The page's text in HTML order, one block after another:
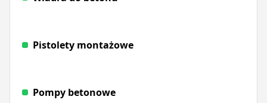
Pistolety montażowe
Pompy betonowe